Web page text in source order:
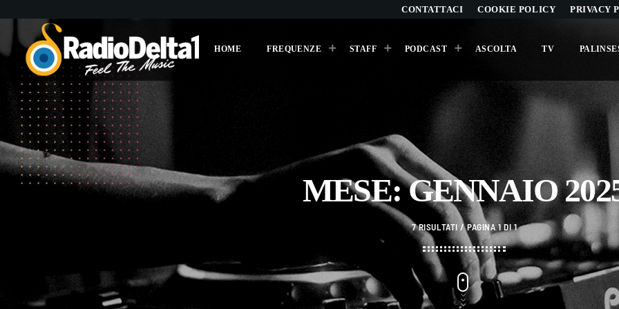
CONTATTACI COOKIE POLICY PRIVACY
HOME FREQUENZE STAFF PODCAST ASCOLTA TV
ARCHIVI
Agosto 2026
Luglio 2026
Maggio 2026
Aprile 2026
Marzo 2026
Febbraio 2026
MESE: GENNAIO
7 RISULTATI / PAGINA 1 DI 1